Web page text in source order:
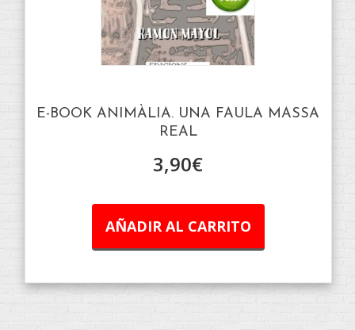
E-BOOK ANIMÀLIA. UNA FAULA MASSA
REAL
3,90€
AÑADIR AL CARRITO